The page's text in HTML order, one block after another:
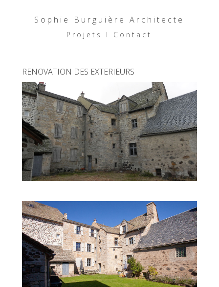
Sophie Burguière Architecte
Projets I Contact
RENOVATION DES EXTERIEURS